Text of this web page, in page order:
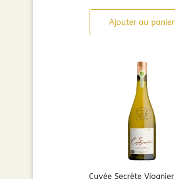
initial actuel
Ajouter au panier
Cuvée Secrète Viognier